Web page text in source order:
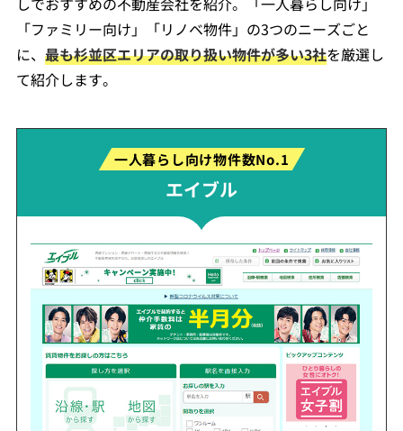
「ファミリー向け」「リノベ物件」の3つのニーズごと
に、 最も杉並区エリアの取り扱い物件が多い3社を厳選し
て紹介します。
一人暮らし向け物件数No.1
エイブル